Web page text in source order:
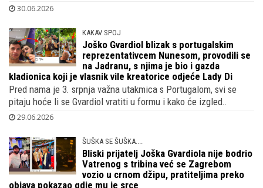
30.06.2026
KAKAV SPOJ
Joško Gvardiol blizak s portugalskim
reprezentativcem Nunesom, provodili se
na Jadranu, s njima je bio i gazda
kladionica koji je vlasnik vile kreatorice odjeće Lady Di
Pred nama je 3. srpnja važna utakmica s Portugalom, svi se
pitaju hoće li se Gvardiol vratiti u formu i kako će izgled..
29.06.2026
ŠUŠKA SE ŠUŠKA....
Bliski prijatelj Joška Gvardiola nije bodrio
Vatrenog s tribina već se Zagrebom
vozio u crnom džipu, pratiteljima preko
objava pokazao gdje mu je srce